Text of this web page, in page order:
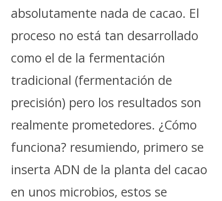
absolutamente nada de cacao. El
proceso no está tan desarrollado
como el de la fermentación
tradicional (fermentación de
precisión) pero los resultados son
realmente prometedores. ¿Cómo
funciona? resumiendo, primero se
inserta ADN de la planta del cacao
en unos microbios, estos se